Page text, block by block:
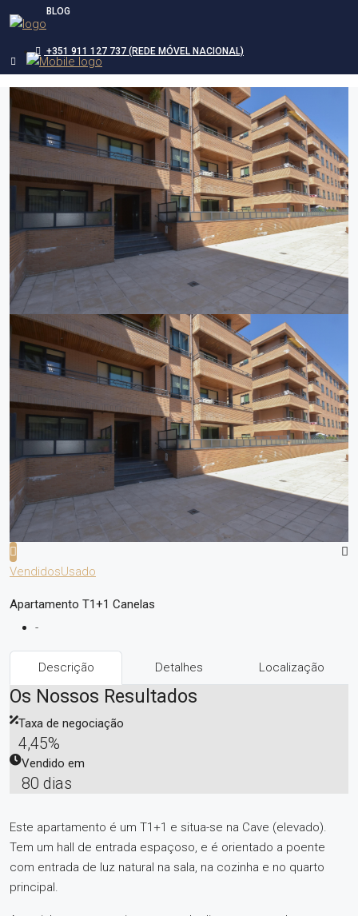
BLOG
+351 911 127 737 (REDE MÓVEL NACIONAL)
VendidosUsado
Apartamento T1+1 Canelas
-
Descrição Detalhes Localização
Os Nossos Resultados
Taxa de negociação
4,45%
Vendido em
80 dias
Este apartamento é um T1+1 e situa-se na Cave (elevado).
Tem um hall de entrada espaçoso, e é orientado a poente
com entrada de luz natural na sala, na cozinha e no quarto
principal.